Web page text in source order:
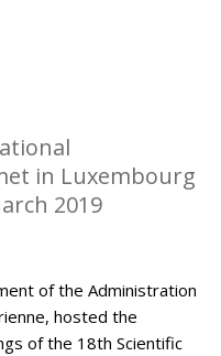
in Luxembourg
2019
of the Administration
hosted the
of the 18th Scientific